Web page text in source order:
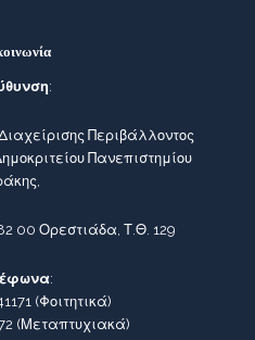
:
Περιβάλλοντος
Πανεπιστημίου
00 Ορεστιάδα, Τ.Θ. 129
:
(Φοιτητικά)
(Μεταπτυχιακά)